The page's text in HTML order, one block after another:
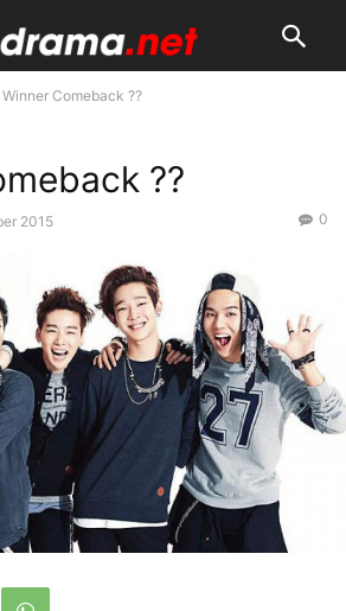
Winner Comeback ??
??
2015 0